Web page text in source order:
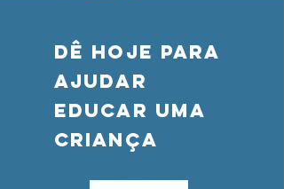
DÊ HOJE PARA
AJUDAR
Educar uma
criança